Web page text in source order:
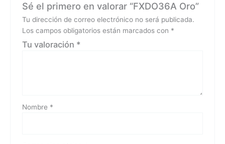
Sé el primero en valorar “FXDO36A Oro”
Tu dirección de correo electrónico no será publicada.
Los campos obligatorios están marcados con *
Tu valoración *
Nombre *